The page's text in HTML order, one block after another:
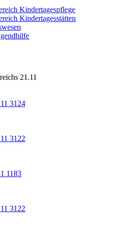
Kindertagespflege
Kindertagesstätten
21.11
3124
3122
1183
3122